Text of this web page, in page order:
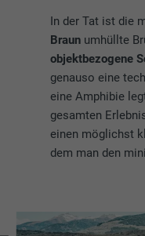
In der Tat ist die
Braun umhüllte
objektbezogene
genauso eine
eine Amphibie
gesamten
einen möglichst
dem man den